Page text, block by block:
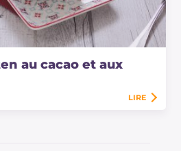
au cacao et aux
LIRE